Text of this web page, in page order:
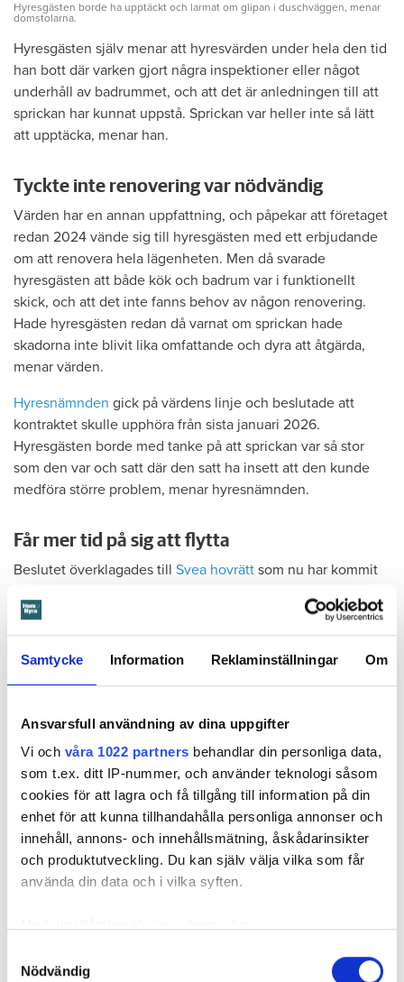
Samtycke Information Reklaminställningar Om
Ansvarsfull användning av dina uppgifter
Vi och våra 1022 partners behandlar din personliga data,
som t.ex. ditt IP-nummer, och använder teknologi såsom
cookies för att lagra och få tillgång till information på din
enhet för att kunna tillhandahålla personliga annonser och
innehåll, annons- och innehållsmätning, åskådarinsikter
och produktutveckling. Du kan själv välja vilka som får
använda din data och i vilka syften.
som kan ha en noggrannhet på upp till flera meter
Nödvändig
Hyresgästen borde ha upptäckt och larmat om glipan i duschväggen, menar
domstolarna.
Hyresgästen själv menar att hyresvärden under hela den tid
han bott där varken gjort några inspektioner eller något
underhåll av badrummet, och att det är anledningen till att
sprickan har kunnat uppstå. Sprickan var heller inte så lätt
att upptäcka, menar han.
Tyckte inte renovering var nödvändig
Värden har en annan uppfattning, och påpekar att företaget
redan 2024 vände sig till hyresgästen med ett erbjudande
om att renovera hela lägenheten. Men då svarade
hyresgästen att både kök och badrum var i funktionellt
skick, och att det inte fanns behov av någon renovering.
Hade hyresgästen redan då varnat om sprickan hade
skadorna inte blivit lika omfattande och dyra att åtgärda,
menar värden.
Hyresnämnden gick på värdens linje och beslutade att
kontraktet skulle upphöra från sista januari 2026.
Hyresgästen borde med tanke på att sprickan var så stor
som den var och satt där den satt ha insett att den kunde
medföra större problem, menar hyresnämnden.
Får mer tid på sig att flytta
Beslutet överklagades till Svea hovrätt som nu har kommit
längre tid på sig att flytta – något som hyresvärden inför
domen sagt sig villig att gå med på. Innan 2 november i år
ska hyresgästen ha flyttat ut.
Läs också
Fakta:Värden måste få veta om skador – så säger lagen
En hyresgäst är skyldig att väl vårda lägenheten under
hyrestiden och hålla den ren. Den ska vara i gott skick
ordning inom fastigheten”. Det kallas vårdplikt.